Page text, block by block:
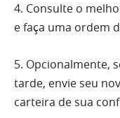
4. Consulte o
e faça uma ordem
5. Opcionalmente,
tarde, envie seu
carteira de sua